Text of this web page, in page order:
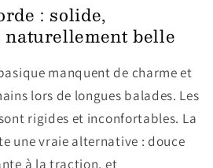
: solide,
naturellement belle
manquent de charme et
lors de longues balades. Les
rigides et inconfortables. La
une vraie alternative : douce
à la traction, et